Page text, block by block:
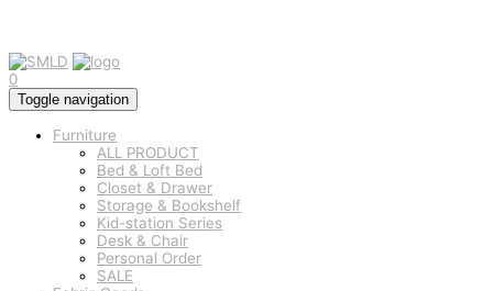
0
Toggle navigation
Furniture
ALL PRODUCT
Bed & Loft Bed
Closet & Drawer
Storage & Bookshelf
Kid-station Series
Desk & Chair
Personal Order
SALE